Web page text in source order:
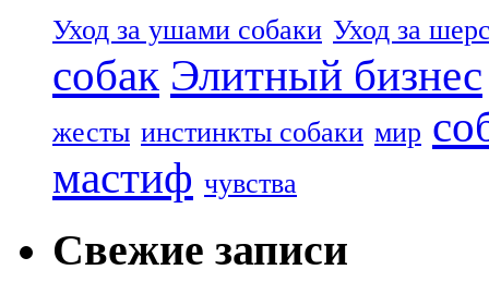
Уход за ушами собаки Уход за
собак Элитный бизнес
жесты инстинкты собаки мир
мастиф чувства
Свежие записи